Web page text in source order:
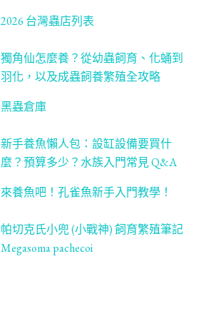
2026 台灣蟲店列表
獨角仙怎麼養？從幼蟲飼育、化蛹到
羽化，以及成蟲飼養繁殖全攻略
黑蟲倉庫
新手養魚懶人包：設缸設備要買什
麼？預算多少？水族入門常見 Q&A
來養魚吧！孔雀魚新手入門教學！
帕切克氏小兜 (小戰神) 飼育繁殖筆記
Megasoma pachecoi